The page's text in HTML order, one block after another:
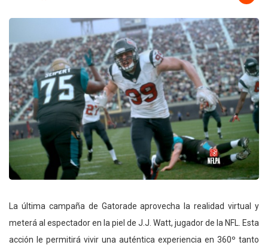
La última campaña de Gatorade aprovecha la realidad virtual y
meterá al espectador en la piel de J.J. Watt, jugador de la NFL. Esta
acción le permitirá vivir una auténtica experiencia en 360º tanto